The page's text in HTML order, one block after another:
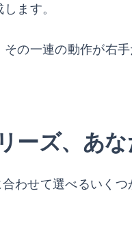
ます。
の一連の動作が右
ーズ、あ
わせて選べるいく